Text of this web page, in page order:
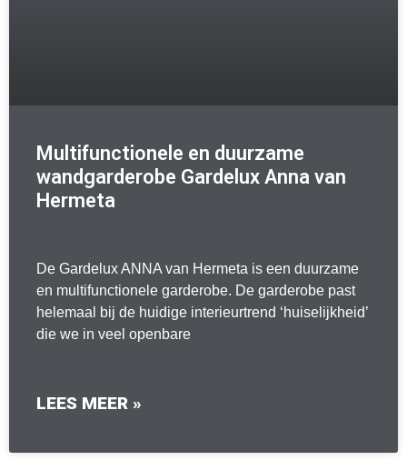
Multifunctionele en duurzame
wandgarderobe Gardelux Anna van
Hermeta
De Gardelux ANNA van Hermeta is een duurzame
en multifunctionele garderobe. De garderobe past
helemaal bij de huidige interieurtrend ‘huiselijkheid’
die we in veel openbare
LEES MEER »